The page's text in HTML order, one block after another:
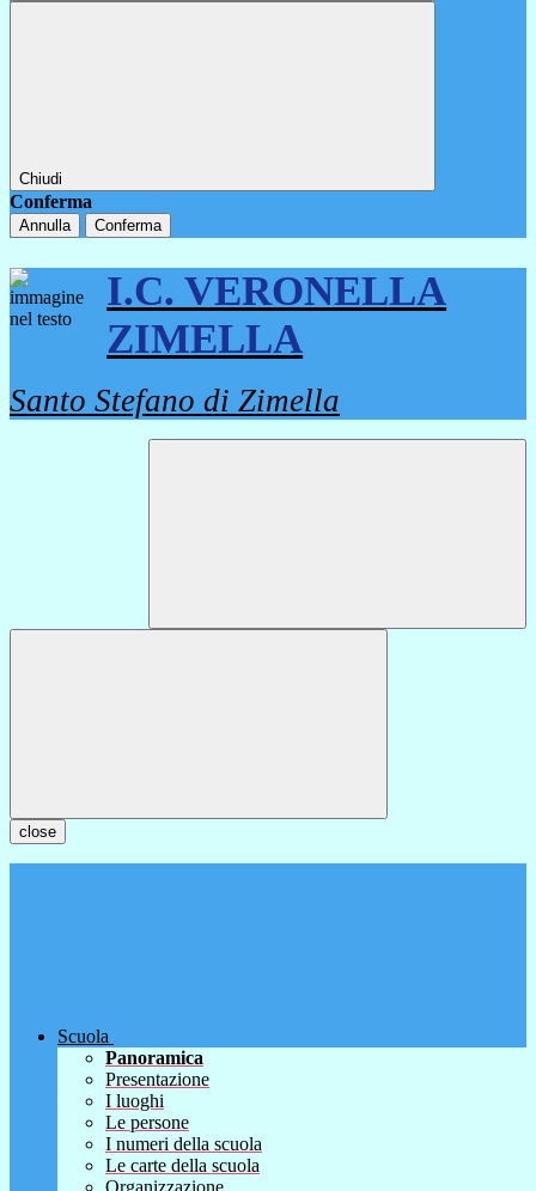
Chiudi
Conferma
Annulla Conferma
I.C. VERONELLA
ZIMELLA
Santo Stefano di Zimella
close
Scuola
Panoramica
Presentazione
I luoghi
Le persone
I numeri della scuola
Le carte della scuola